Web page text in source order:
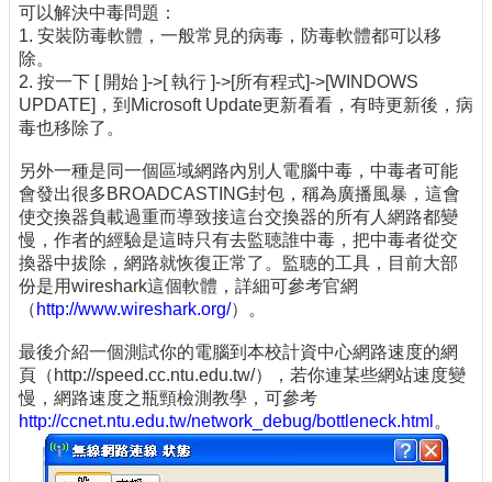
可以解決中毒問題：
1. 安裝防毒軟體，一般常見的病毒，防毒軟體都可以移
除。
2. 按一下 [ 開始 ]->[ 執行 ]->[所有程式]->[WINDOWS
UPDATE]，到Microsoft Update更新看看，有時更新後，病
毒也移除了。
另外一種是同一個區域網路內別人電腦中毒，中毒者可能
會發出很多BROADCASTING封包，稱為廣播風暴，這會
使交換器負載過重而導致接這台交換器的所有人網路都變
慢，作者的經驗是這時只有去監聴誰中毒，把中毒者從交
換器中拔除，網路就恢復正常了。監聴的工具，目前大部
份是用wireshark這個軟體，詳細可參考官網
（ http://www.wireshark.org/）。
最後介紹一個測試你的電腦到本校計資中心網路速度的網
頁（http://speed.cc.ntu.edu.tw/），若你連某些網站速度變
慢，網路速度之瓶頸檢測教學，可參考
http://ccnet.ntu.edu.tw/network_debug/bottleneck.html 。